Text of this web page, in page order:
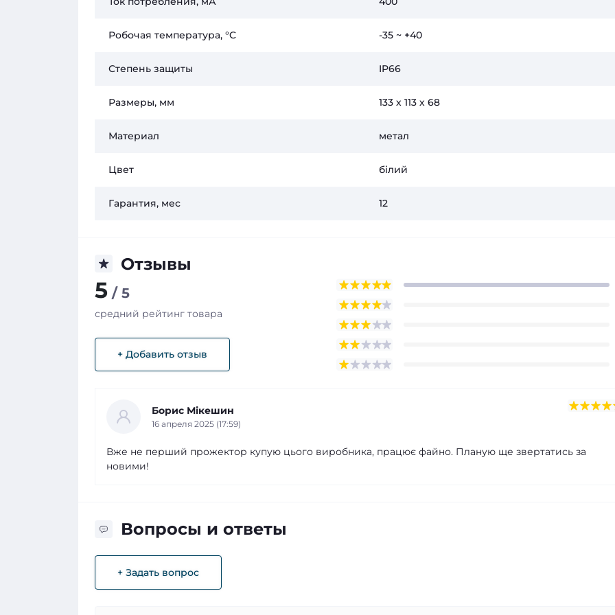
Робочая температура, °C -35 ~ +40
Степень защиты IP66
Размеры, мм 133 х 113 х 68
Материал метал
Цвет білий
Гарантия, мес 12
Отзывы
5 / 5
средний рейтинг товара
+ Добавить отзыв
Борис Мікешин
16 апреля 2025 (17:59)
Вже не перший прожектор купую цього виробника, працює файно. Планую ще звертатись за
новими!
Вопросы и ответы
+ Задать вопрос